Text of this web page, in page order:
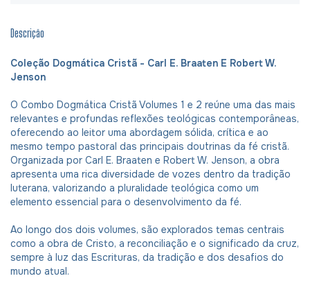
Descrição
Coleção Dogmática Cristã - Carl E. Braaten E Robert W.
Jenson
O Combo Dogmática Cristã Volumes 1 e 2 reúne uma das mais
relevantes e profundas reflexões teológicas contemporâneas,
oferecendo ao leitor uma abordagem sólida, crítica e ao
mesmo tempo pastoral das principais doutrinas da fé cristã.
Organizada por Carl E. Braaten e Robert W. Jenson, a obra
apresenta uma rica diversidade de vozes dentro da tradição
luterana, valorizando a pluralidade teológica como um
elemento essencial para o desenvolvimento da fé.
Ao longo dos dois volumes, são explorados temas centrais
como a obra de Cristo, a reconciliação e o significado da cruz,
sempre à luz das Escrituras, da tradição e dos desafios do
mundo atual.